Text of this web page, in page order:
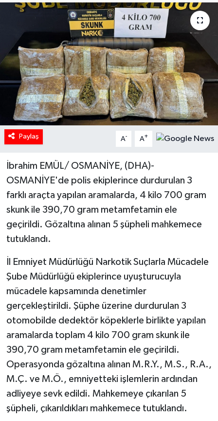
Paylaş A- A+
İbrahim EMÜL/ OSMANİYE, (DHA)-
OSMANİYE'de polis ekiplerince durdurulan 3
farklı araçta yapılan aramalarda, 4 kilo 700 gram
skunk ile 390,70 gram metamfetamin ele
geçirildi. Gözaltına alınan 5 şüpheli mahkemece
tutuklandı.
İl Emniyet Müdürlüğü Narkotik Suçlarla Mücadele
Şube Müdürlüğü ekiplerince uyuşturucuyla
mücadele kapsamında denetimler
gerçekleştirildi. Şüphe üzerine durdurulan 3
otomobilde dedektör köpeklerle birlikte yapılan
aramalarda toplam 4 kilo 700 gram skunk ile
390,70 gram metamfetamin ele geçirildi.
Operasyonda gözaltına alınan M.R.Y., M.S., R.A.,
M.Ç. ve M.Ö., emniyetteki işlemlerin ardından
adliyeye sevk edildi. Mahkemeye çıkarılan 5
şüpheli, çıkarıldıkları mahkemece tutuklandı.